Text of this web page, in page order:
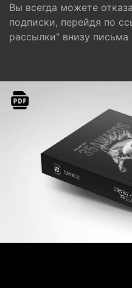
Вы всегда можете
подписки, перейдя по
рассылки" внизу письма